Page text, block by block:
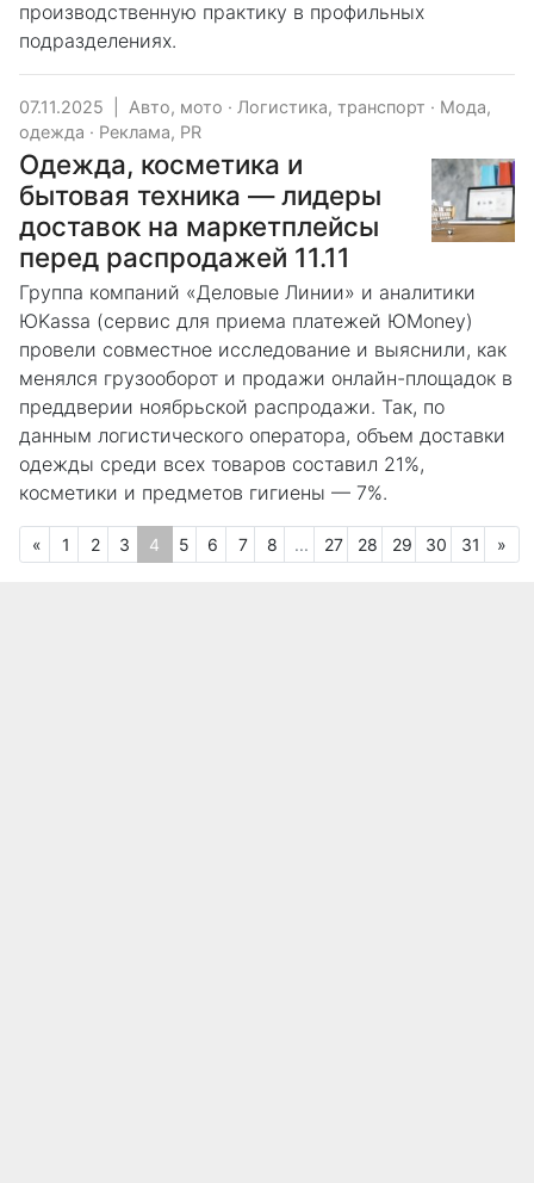
производственную практику в профильных
подразделениях.
07.11.2025 Авто, мото · Логистика, транспорт · Мода,
одежда · Реклама, PR
Одежда, косметика и
бытовая техника — лидеры
доставок на маркетплейсы
перед распродажей 11.11
Группа компаний «Деловые Линии» и аналитики
ЮKassa (сервис для приема платежей ЮMoney)
провели совместное исследование и выяснили, как
менялся грузооборот и продажи онлайн-площадок в
преддверии ноябрьской распродажи. Так, по
данным логистического оператора, объем доставки
одежды среди всех товаров составил 21%,
косметики и предметов гигиены — 7%.
« Предыдущая
1 2 3 4 (текущая)
5 6 7 8 ... 27 28 29 30 31 »